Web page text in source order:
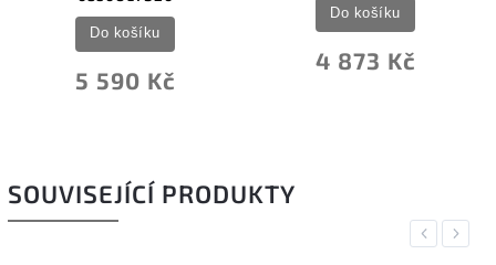
5 590 Kč
Do košíku
4 873 Kč
Do košíku
SOUVISEJÍCÍ PRODUKTY
Previous
Next